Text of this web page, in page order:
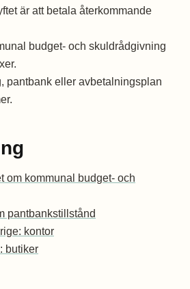
är att betala återkommande
budget- och skuldrådgivning
pantbank eller avbetalningsplan
om kommunal budget- och
pantbankstillstånd
kontor
butiker